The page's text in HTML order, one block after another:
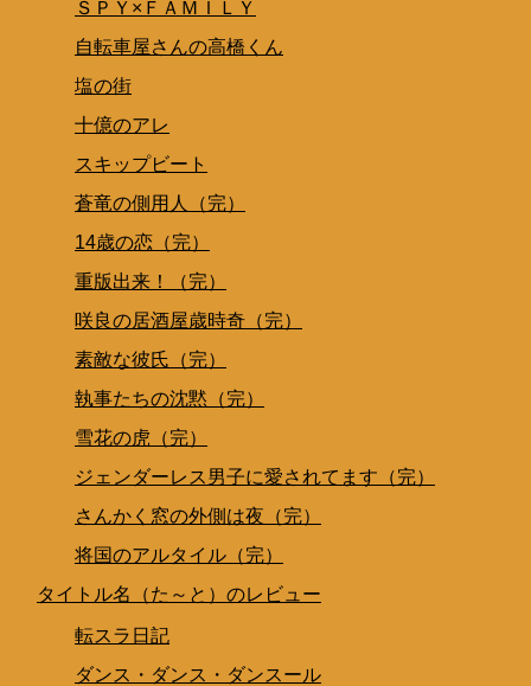
ＳＰＹ×ＦＡＭＩＬＹ
自転車屋さんの高橋くん
塩の街
十億のアレ
スキップビート
蒼竜の側用人（完）
14歳の恋（完）
重版出来！（完）
咲良の居酒屋歳時奇（完）
素敵な彼氏（完）
執事たちの沈黙（完）
雪花の虎（完）
ジェンダーレス男子に愛されてます（完）
さんかく窓の外側は夜（完）
将国のアルタイル（完）
タイトル名（た～と）のレビュー
転スラ日記
ダンス・ダンス・ダンスール